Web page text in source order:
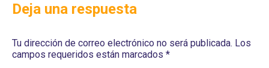
Deja una respuesta
Tu dirección de correo electrónico no será publicada. Los
campos requeridos están marcados *